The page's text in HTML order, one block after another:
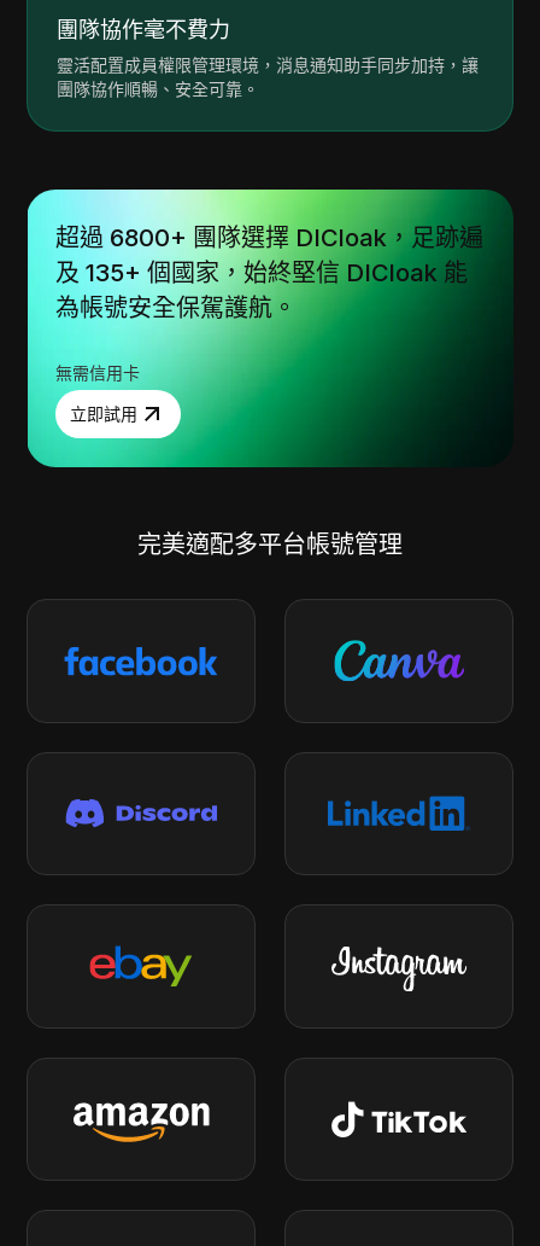
團隊協作毫不費力
靈活配置成員權限管理環境，消息通知助手同步加持，讓
團隊協作順暢、安全可靠。
超過 6800+ 團隊選擇 DICloak，足跡遍
及 135+ 個國家，始終堅信 DICloak 能
為帳號安全保駕護航。
無需信用卡
立即試用
完美適配多平台帳號管理